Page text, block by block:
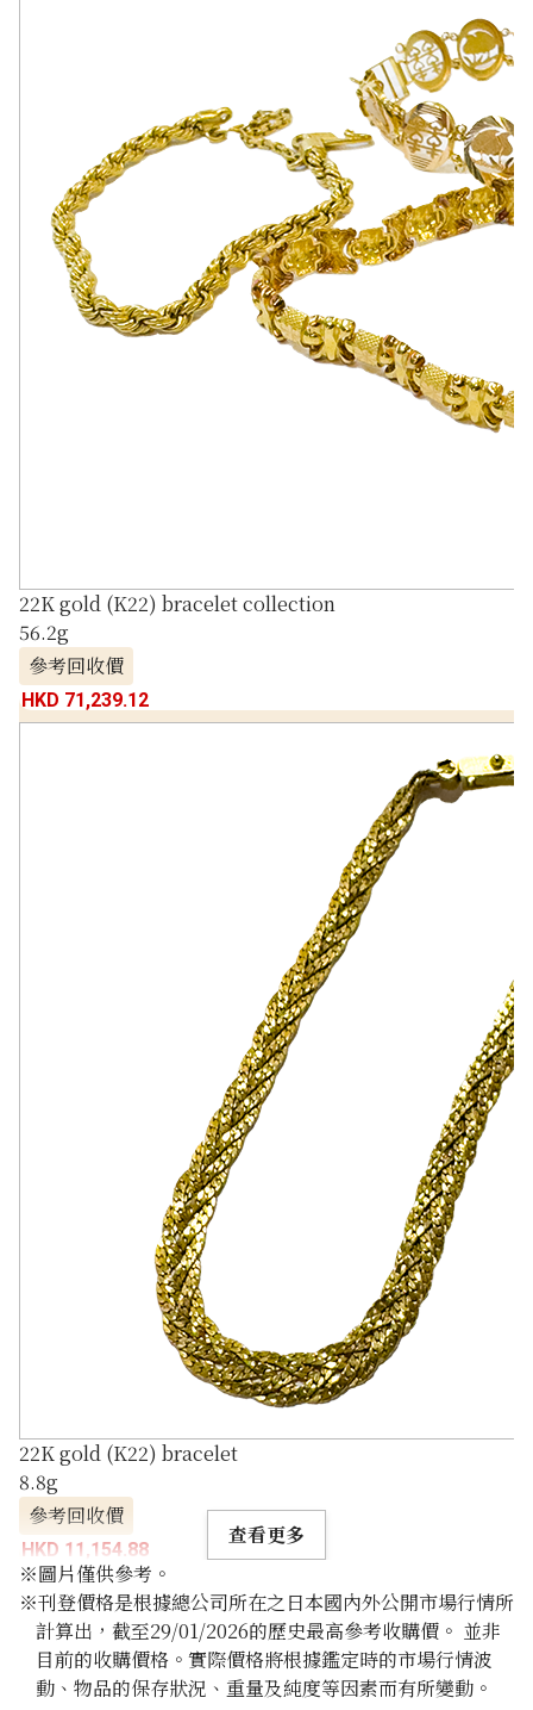
22K gold (K22) bracelet collection
56.2g
參考回收價
HKD 71,239.12
22K gold (K22) bracelet
8.8g
參考回收價
HKD 11,154.88
查看更多
※圖片僅供參考。
※刊登價格是根據總公司所在之日本國內外公開市場行情所
計算出，截至29/01/2026的歷史最高參考收購價。 並非
目前的收購價格。實際價格將根據鑑定時的市場行情波
動、物品的保存狀況、重量及純度等因素而有所變動。